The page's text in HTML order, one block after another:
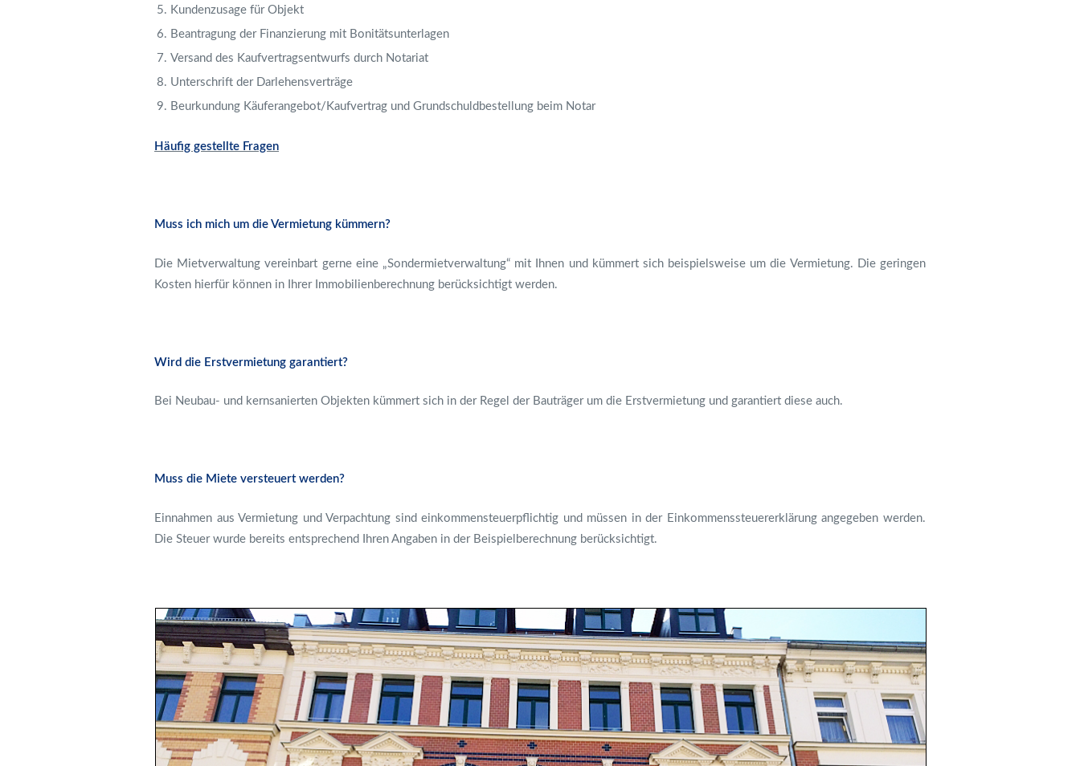
Kundenzusage für Objekt
Beantragung der Finanzierung mit Bonitätsunterlagen
Versand des Kaufvertragsentwurfs durch Notariat
Unterschrift der Darlehensverträge
Beurkundung Käuferangebot/Kaufvertrag und Grundschuldbestellung beim Notar
Häufig gestellte Fragen
Muss ich mich um die Vermietung kümmern?
Die Mietverwaltung vereinbart gerne eine „Sondermietverwaltung“ mit Ihnen und kümmert sich beispielsweise um die Vermietung. Die geringen
Kosten hierfür können in Ihrer Immobilienberechnung berücksichtigt werden.
Wird die Erstvermietung garantiert?
Bei Neubau- und kernsanierten Objekten kümmert sich in der Regel der Bauträger um die Erstvermietung und garantiert diese auch.
Muss die Miete versteuert werden?
Einnahmen aus Vermietung und Verpachtung sind einkommensteuerpflichtig und müssen in der Einkommenssteuererklärung angegeben werden.
Die Steuer wurde bereits entsprechend Ihren Angaben in der Beispielberechnung berücksichtigt.